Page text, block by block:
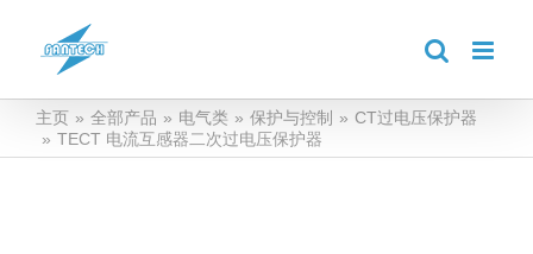
主页 » 全部产品 » 电气类 » 保护与控制 » CT过电压保护器
» TECT 电流互感器二次过电压保护器